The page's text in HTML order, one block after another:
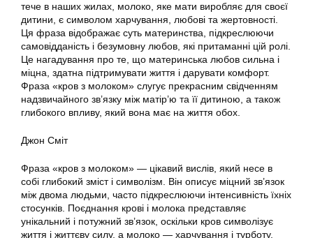
тече в наших жилах, молоко, яке мати виробляє для своєї
дитини, є символом харчування, любові та жертовності.
Ця фраза відображає суть материнства, підкреслюючи
самовідданість і безумовну любов, які притаманні цій ролі.
Це нагадування про те, що материнська любов сильна і
міцна, здатна підтримувати життя і дарувати комфорт.
Фраза «кров з молоком» слугує прекрасним свідченням
надзвичайного зв’язку між матір’ю та її дитиною, а також
глибокого впливу, який вона має на життя обох.
Джон Сміт
Фраза «кров з молоком» — цікавий вислів, який несе в
собі глибокий зміст і символізм. Він описує міцний зв’язок
між двома людьми, часто підкреслюючи інтенсивність їхніх
стосунків. Поєднання крові і молока представляє
унікальний і потужний зв’язок, оскільки кров символізує
життя і життєву силу, а молоко — харчування і турботу.